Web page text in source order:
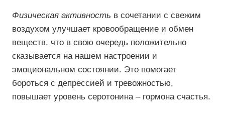
Физическая активность в сочетании с свежим
воздухом улучшает кровообращение и обмен
веществ, что в свою очередь положительно
сказывается на нашем настроении и
эмоциональном состоянии. Это помогает
бороться с депрессией и тревожностью,
повышает уровень серотонина – гормона счастья.